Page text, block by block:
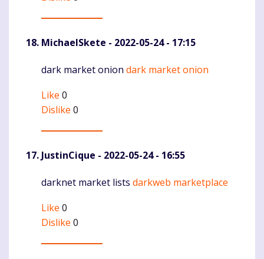
MichaelSkete - 2022-05-24 - 17:15
Komentaras
dark market onion dark market onion
Like 0
Dislike 0
JustinCique - 2022-05-24 - 16:55
Komentaras
darknet market lists darkweb marketplace
Like 0
Dislike 0